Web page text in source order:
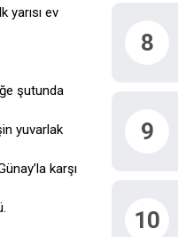
yarısı ev
şutunda
yuvarlak
karşı
8
9
10